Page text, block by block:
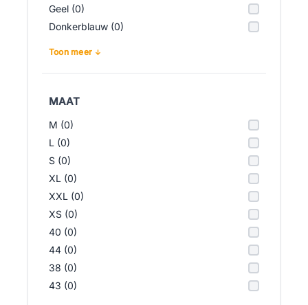
Geel (0)
Donkerblauw (0)
Toon meer
MAAT
M (0)
L (0)
S (0)
XL (0)
XXL (0)
XS (0)
40 (0)
44 (0)
38 (0)
43 (0)